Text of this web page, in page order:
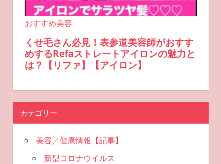
カテゴリー
美容／健康情報【記事】
新型コロナウイルス